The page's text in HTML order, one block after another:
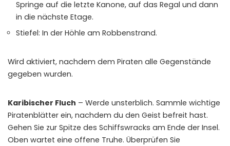
Springe auf die letzte Kanone, auf das Regal und dann
in die nächste Etage.
Stiefel: In der Höhle am Robbenstrand.
Wird aktiviert, nachdem dem Piraten alle Gegenstände
gegeben wurden.
Karibischer Fluch – Werde unsterblich. Sammle wichtige
Piratenblätter ein, nachdem du den Geist befreit hast.
Gehen Sie zur Spitze des Schiffswracks am Ende der Insel.
Oben wartet eine offene Truhe. Überprüfen Sie